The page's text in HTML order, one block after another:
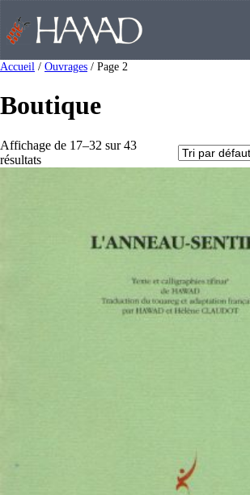
Accueil / Ouvrages / Page 2
Boutique
Affichage de 17–32 sur 43
résultats